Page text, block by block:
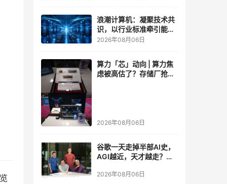
浪潮计算机：凝聚技术共
识，以行业标准牵引能力
跃升
2026年08月06日
算力「芯」动向 | 算力焦
虑被高估了？存储厂抢了
2026年08月06日
谷歌一天走掉半部AI史，
AGI越近，天才越走？大
自己的研发节奏
2026年08月06日